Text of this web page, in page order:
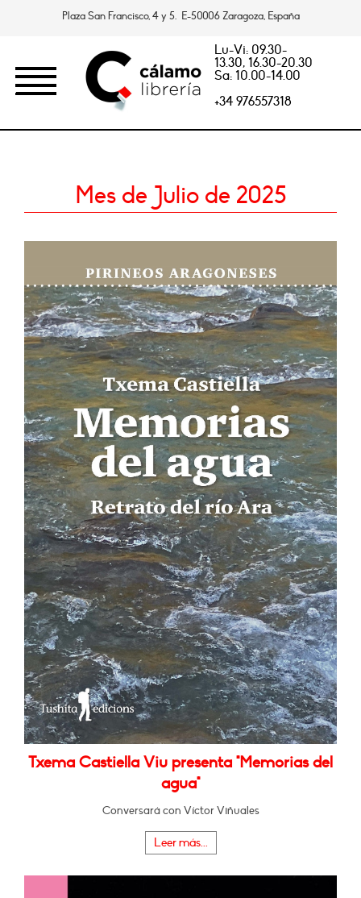
Plaza San Francisco, 4 y 5. E-50006 Zaragoza, España
Lu-Vi: 09.30-
13.30, 16.30-20.30
Sa: 10.00-14.00
+34 976557318
Mes de Julio de 2025
Txema Castiella Viu presenta "Memorias del
agua"
Conversará con Víctor Viñuales
Leer más...